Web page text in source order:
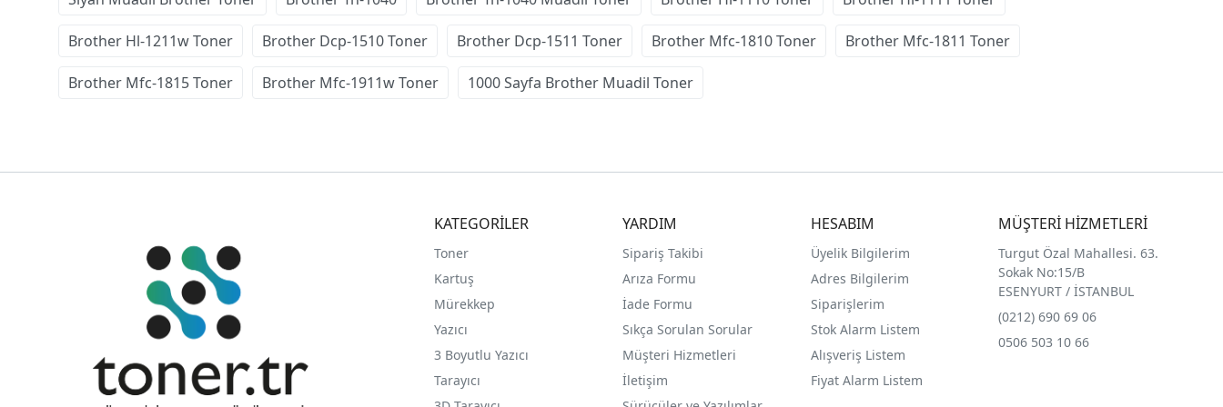
Brother Hl-1211w Toner Brother Dcp-1510 Toner Brother Dcp-1511 Toner Brother Mfc-1810 Toner Brother Mfc-1811 Toner
Brother Mfc-1815 Toner Brother Mfc-1911w Toner 1000 Sayfa Brother Muadil Toner
KATEGORİLER
Toner
Kartuş
Mürekkep
Yazıcı
3 Boyutlu Yazıcı
Tarayıcı
YARDIM
Sipariş Takibi
Arıza Formu
İade Formu
Sıkça Sorulan Sorular
Müşteri Hizmetleri
İletişim
HESABIM
Üyelik Bilgilerim
Adres Bilgilerim
Siparişlerim
Stok Alarm Listem
Alışveriş Listem
Fiyat Alarm Listem
MÜŞTERİ HİZMETLERİ
Turgut Özal Mahallesi. 63.
Sokak No:15/B
ESENYURT / İSTANBUL
(0212) 690 69 06
0506 503 10 66